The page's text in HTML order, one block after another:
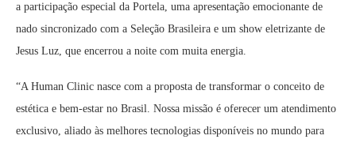
a participação especial da Portela, uma apresentação emocionante de
nado sincronizado com a Seleção Brasileira e um show eletrizante de
Jesus Luz, que encerrou a noite com muita energia.
“A Human Clinic nasce com a proposta de transformar o conceito de
estética e bem-estar no Brasil. Nossa missão é oferecer um atendimento
exclusivo, aliado às melhores tecnologias disponíveis no mundo para